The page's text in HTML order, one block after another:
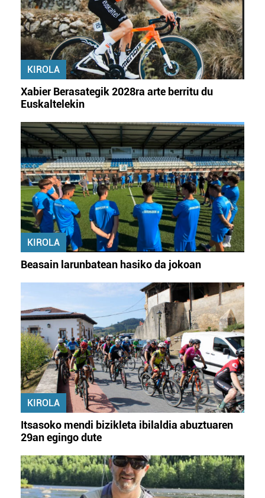
KIROLA
Xabier Berasategik 2028ra arte berritu du
Euskaltelekin
KIROLA
Beasain larunbatean hasiko da jokoan
KIROLA
Itsasoko mendi bizikleta ibilaldia abuztuaren
29an egingo dute